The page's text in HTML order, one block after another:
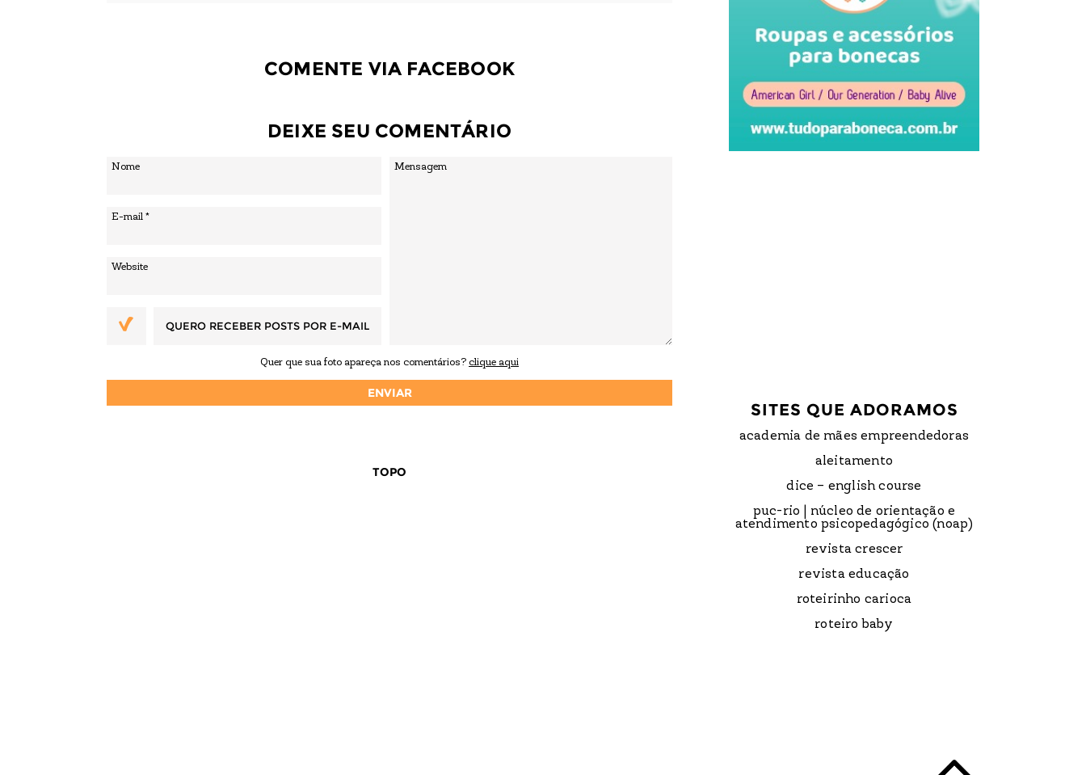
COMENTE VIA FACEBOOK
DEIXE SEU COMENTÁRIO
QUERO RECEBER POSTS POR E-MAIL
Quer que sua foto apareça nos comentários? clique aqui
TOPO
SITES QUE ADORAMOS
academia de mães empreendedoras
aleitamento
dice – english course
puc-rio | núcleo de orientação e
atendimento psicopedagógico (noap)
revista crescer
revista educação
roteirinho carioca
roteiro baby